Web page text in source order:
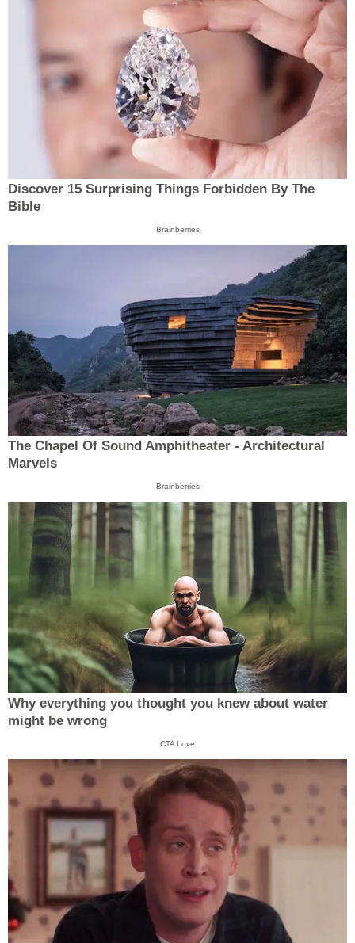
Discover 15 Surprising Things Forbidden By The
Bible
Brainberries
The Chapel Of Sound Amphitheater - Architectural
Marvels
Brainberries
Why everything you thought you knew about water
might be wrong
CTA Love